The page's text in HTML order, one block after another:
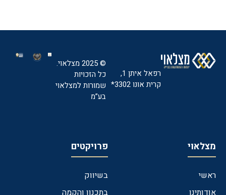
רפאל איתן 1,
קרית אונו 3302*
© 2025 מצלאוי.
כל הזכויות
שמורות למצלאוי
בע”מ
מצלאוי
ראשי
אודותינו
פרויקטים
בשיווק
בתכנון והקמה